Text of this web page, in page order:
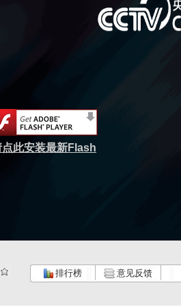
点此安装最新Flash
排行榜 意见反馈